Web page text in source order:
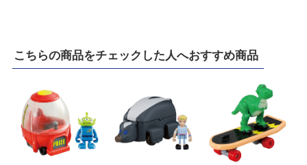
こちらの商品をチェックした人へおすすめ商品